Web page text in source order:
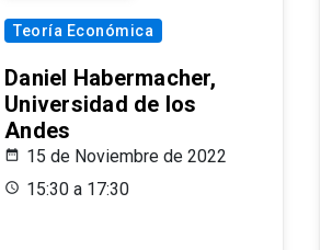
Teoría Económica
Daniel Habermacher,
Universidad de los
Andes
15 de Noviembre de 2022
15:30 a 17:30